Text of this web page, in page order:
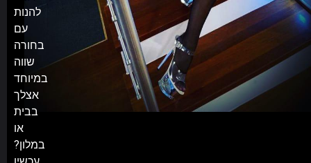
להנות
עם
בחורה
שווה
במיוחד
אצלך
בבית
או
במלון?